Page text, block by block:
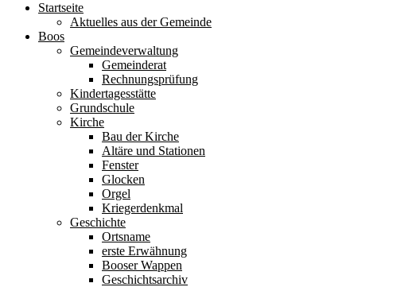
Startseite
Aktuelles aus der Gemeinde
Boos
Gemeindeverwaltung
Gemeinderat
Rechnungsprüfung
Kindertagesstätte
Grundschule
Kirche
Bau der Kirche
Altäre und Stationen
Fenster
Glocken
Orgel
Kriegerdenkmal
Geschichte
Ortsname
erste Erwähnung
Booser Wappen
Geschichtsarchiv